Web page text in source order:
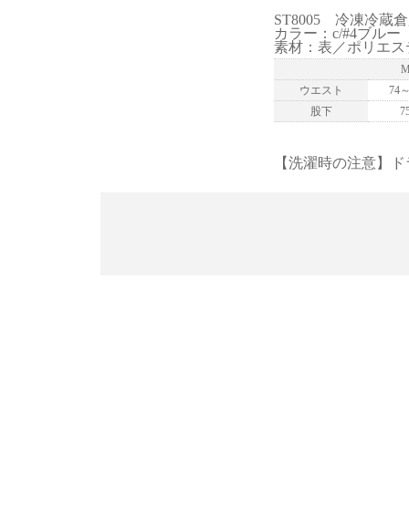
ST8005 冷凍冷蔵
カラー：c/#4ブルー
素材：表／ポリエ
ウエスト
74
股下
【洗濯時の注意】